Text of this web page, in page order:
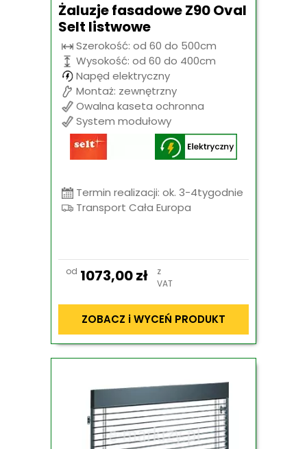
Żaluzje fasadowe Z90 Oval
Selt listwowe
Szerokość: od 60 do 500cm
Wysokość: od 60 do 400cm
Napęd elektryczny
Montaż: zewnętrzny
Owalna kaseta ochronna
System modułowy
Termin realizacji: ok. 3-4tygodnie
Transport Cała Europa
od 1073,00zł
z
VAT
ZOBACZ i WYCEŃ PRODUKT